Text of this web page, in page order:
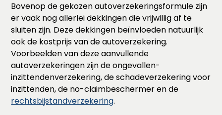
Bovenop de gekozen autoverzekeringsformule zijn
er vaak nog allerlei dekkingen die vrijwillig af te
sluiten zijn. Deze dekkingen beïnvloeden natuurlijk
ook de kostprijs van de autoverzekering.
Voorbeelden van deze aanvullende
autoverzekeringen zijn de ongevallen-
inzittendenverzekering, de schadeverzekering voor
inzittenden, de no-claimbeschermer en de
rechtsbijstandverzekering.